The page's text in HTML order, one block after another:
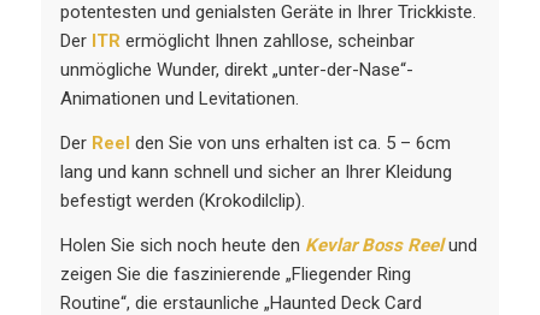
potentesten und genialsten Geräte in Ihrer Trickkiste.
Der ITRermöglicht Ihnen zahllose, scheinbar
unmögliche Wunder, direkt „unter-der-Nase“-
Animationen und Levitationen.
Der Reel den Sie von uns erhalten ist ca. 5 – 6cm
lang und kann schnell und sicher an Ihrer Kleidung
befestigt werden (Krokodilclip).
Holen Sie sich noch heute den Kevlar Boss Reelund
zeigen Sie die faszinierende „Fliegender Ring
Routine“, die erstaunliche „Haunted Deck Card